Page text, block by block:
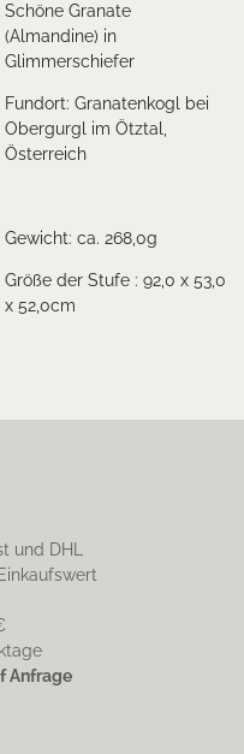
Schöne Granate
(Almandine) in
Glimmerschiefer
Fundort: Granatenkogl bei
Obergurgl im Ötztal,
Österreich
Gewicht: ca. 268,0g
Größe der Stufe : 92,0 x 53,0
x 52,0cm
und DHL
Anfrage